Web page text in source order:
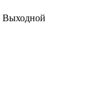
Выходной